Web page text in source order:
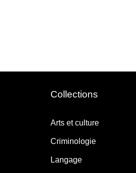
Collections
Arts et culture
Criminologie
Langage